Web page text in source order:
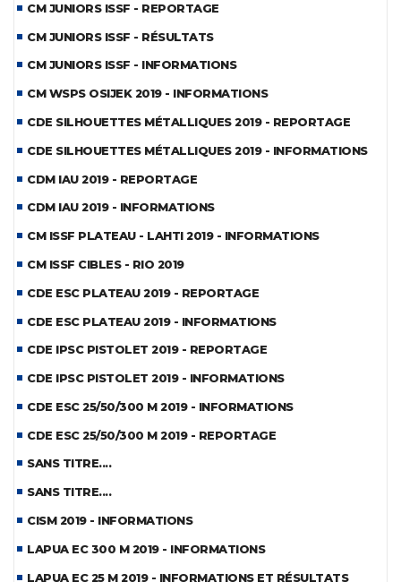
CM JUNIORS ISSF - REPORTAGE
CM JUNIORS ISSF - RÉSULTATS
CM JUNIORS ISSF - INFORMATIONS
CM WSPS OSIJEK 2019 - INFORMATIONS
CDE SILHOUETTES MÉTALLIQUES 2019 - REPORTAGE
CDE SILHOUETTES MÉTALLIQUES 2019 - INFORMATIONS
CDM IAU 2019 - REPORTAGE
CDM IAU 2019 - INFORMATIONS
CM ISSF PLATEAU - LAHTI 2019 - INFORMATIONS
CM ISSF CIBLES - RIO 2019
CDE ESC PLATEAU 2019 - REPORTAGE
CDE ESC PLATEAU 2019 - INFORMATIONS
CDE IPSC PISTOLET 2019 - REPORTAGE
CDE IPSC PISTOLET 2019 - INFORMATIONS
CDE ESC 25/50/300 M 2019 - INFORMATIONS
CDE ESC 25/50/300 M 2019 - REPORTAGE
SANS TITRE....
SANS TITRE....
CISM 2019 - INFORMATIONS
LAPUA EC 300 M 2019 - INFORMATIONS
LAPUA EC 25 M 2019 - INFORMATIONS ET RÉSULTATS